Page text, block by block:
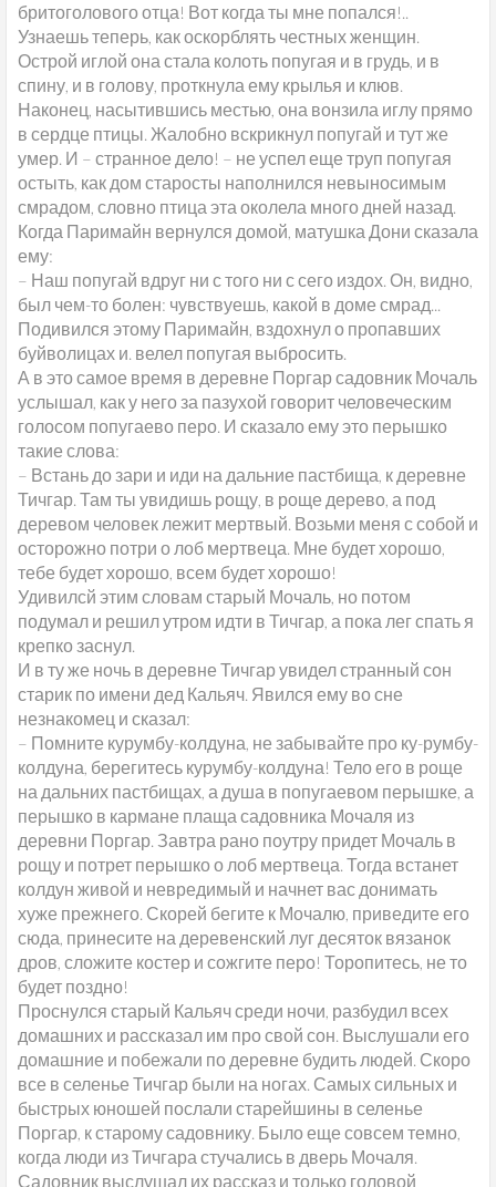
бритоголового отца! Вот когда ты мне попался!..
Узнаешь теперь, как оскорблять честных женщин.
Острой иглой она стала колоть попугая и в грудь, и в
спину, и в голову, проткнула ему крылья и клюв.
Наконец, насытившись местью, она вонзила иглу прямо
в сердце птицы. Жалобно вскрикнул попугай и тут же
умер. И – странное дело! – не успел еще труп попугая
остыть, как дом старосты наполнился невыносимым
смрадом, словно птица эта околела много дней назад.
Когда Паримайн вернулся домой, матушка Дони сказала
ему:
– Наш попугай вдруг ни с того ни с сего издох. Он, видно,
был чем-то болен: чувствуешь, какой в доме смрад...
Подивился этому Паримайн, вздохнул о пропавших
буйволицах и. велел попугая выбросить.
А в это самое время в деревне Поргар садовник Мочаль
услышал, как у него за пазухой говорит человеческим
голосом попугаево перо. И сказало ему это перышко
такие слова:
– Встань до зари и иди на дальние пастбища, к деревне
Тичгар. Там ты увидишь рощу, в роще дерево, а под
деревом человек лежит мертвый. Возьми меня с собой и
осторожно потри о лоб мертвеца. Мне будет хорошо,
тебе будет хорошо, всем будет хорошо!
Удивилсй этим словам старый Мочаль, но потом
подумал и решил утром идти в Тичгар, а пока лег спать я
крепко заснул.
И в ту же ночь в деревне Тичгар увидел странный сон
старик по имени дед Кальяч. Явился ему во сне
незнакомец и сказал:
– Помните курумбу-колдуна, не забывайте про ку-румбу-
колдуна, берегитесь курумбу-колдуна! Тело его в роще
на дальних пастбищах, а душа в попугаевом перышке, а
перышко в кармане плаща садовника Мочаля из
деревни Поргар. Завтра рано поутру придет Мочаль в
рощу и потрет перышко о лоб мертвеца. Тогда встанет
колдун живой и невредимый и начнет вас донимать
хуже прежнего. Скорей бегите к Мочалю, приведите его
сюда, принесите на деревенский луг десяток вязанок
дров, сложите костер и сожгите перо! Торопитесь, не то
будет поздно!
Проснулся старый Кальяч среди ночи, разбудил всех
домашних и рассказал им про свой сон. Выслушали его
домашние и побежали по деревне будить людей. Скоро
все в селенье Тичгар были на ногах. Самых сильных и
быстрых юношей послали старейшины в селенье
Поргар, к старому садовнику. Было еще совсем темно,
когда люди из Тичгара стучались в дверь Мочаля.
Садовник выслушал их рассказ и только головой